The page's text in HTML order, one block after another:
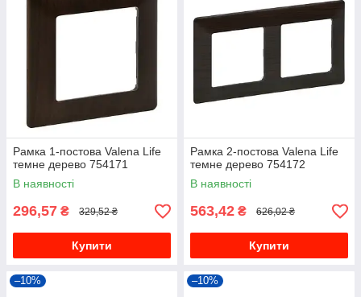
Рамка 1-постова Valena Life
темне дерево 754171
В наявності
296,57 ₴ 329,52 ₴
Купити
Рамка 2-постова Valena Life
темне дерево 754172
В наявності
563,42 ₴ 626,02 ₴
Купити
–10% –10%